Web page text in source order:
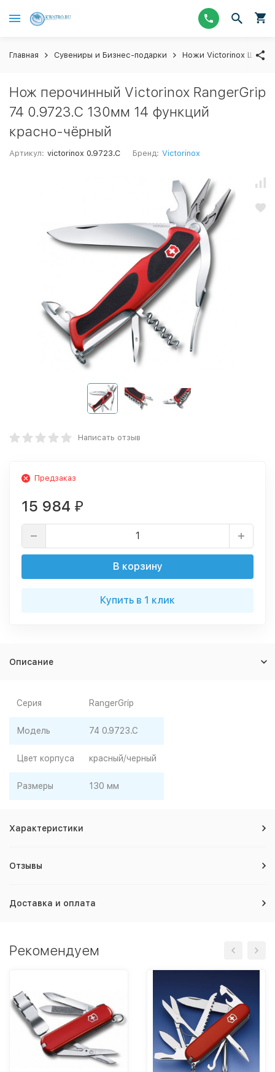
Главная Сувениры и Бизнес-подарки Ножи Victorinox
Нож перочинный Victorinox RangerGrip
74 0.9723.C 130мм 14 функций
красно-чёрный
Артикул: victorinox 0.9723.C Бренд: Victorinox
Написать отзыв
Предзаказ
15 984 ₽
В корзину
Купить в 1 клик
Описание
Серия RangerGrip
Модель 74 0.9723.C
Цвет корпуса красный/черный
Размеры 130 мм
Характеристики
Отзывы
Доставка и оплата
Рекомендуем